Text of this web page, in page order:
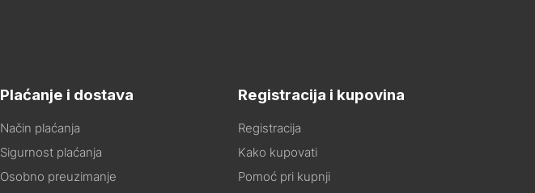
Plaćanje i dostava
Način plaćanja
Sigurnost plaćanja
Osobno preuzimanje
Registracija i kupovina
Registracija
Kako kupovati
Pomoć pri kupnji